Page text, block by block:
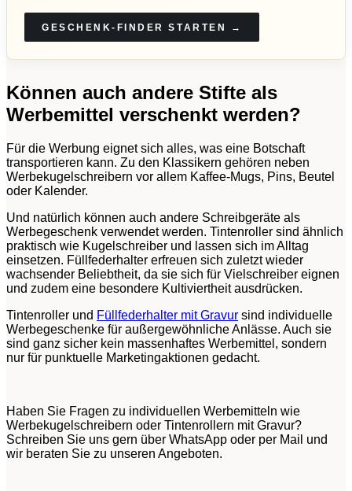
GESCHENK-FINDER STARTEN →
Können auch andere Stifte als
Werbemittel verschenkt werden?
Für die Werbung eignet sich alles, was eine Botschaft
transportieren kann. Zu den Klassikern gehören neben
Werbekugelschreibern vor allem Kaffee-Mugs, Pins, Beutel
oder Kalender.
Und natürlich können auch andere Schreibgeräte als
Werbegeschenk verwendet werden. Tintenroller sind ähnlich
praktisch wie Kugelschreiber und lassen sich im Alltag
einsetzen. Füllfederhalter erfreuen sich zuletzt wieder
wachsender Beliebtheit, da sie sich für Vielschreiber eignen
und zudem eine besondere Kultiviertheit ausdrücken.
Tintenroller und Füllfederhalter mit Gravur sind individuelle
Werbegeschenke für außergewöhnliche Anlässe. Auch sie
sind ganz sicher kein massenhaftes Werbemittel, sondern
nur für punktuelle Marketingaktionen gedacht.
Haben Sie Fragen zu individuellen Werbemitteln wie
Werbekugelschreibern oder Tintenrollern mit Gravur?
Schreiben Sie uns gern über WhatsApp oder per Mail und
wir beraten Sie zu unseren Angeboten.